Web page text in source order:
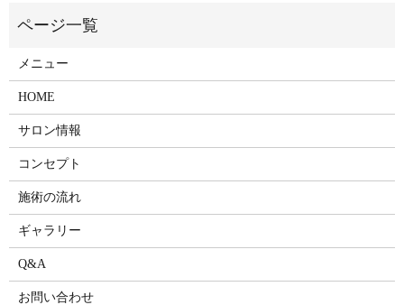
メニュー
HOME
サロン情報
コンセプト
施術の流れ
ギャラリー
Q&A
お問い合わせ